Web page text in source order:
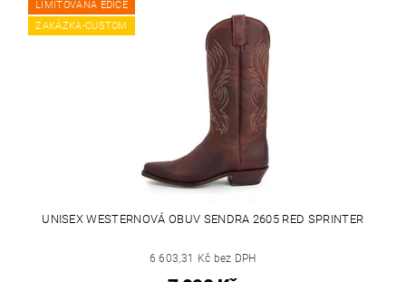
LIMITOVANÁ EDICE
ZAKÁZKA-CUSTOM
UNISEX WESTERNOVÁ OBUV SENDRA 2605 RED SPRINTER
6 603,31 Kč bez DPH